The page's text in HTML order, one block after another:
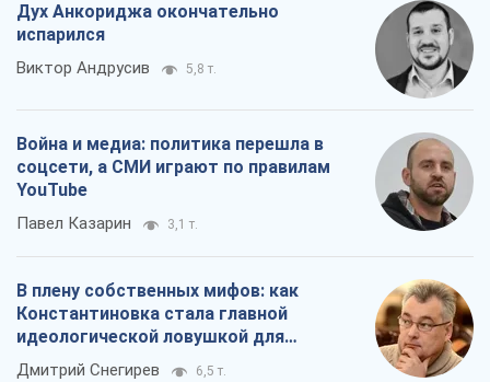
Дух Анкориджа окончательно
испарился
Виктор Андрусив 5,8 т.
Война и медиа: политика перешла в
соцсети, а СМИ играют по правилам
YouTube
Павел Казарин 3,1 т.
В плену собственных мифов: как
Константиновка стала главной
идеологической ловушкой для
российских оккупантов
Дмитрий Снегирев 6,5 т.